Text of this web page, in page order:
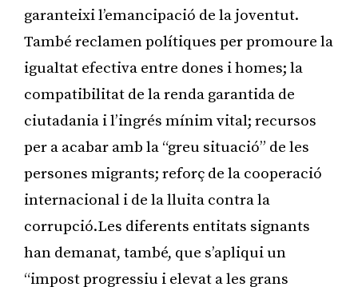
garanteixi l’emancipació de la joventut.
També reclamen polítiques per promoure la
igualtat efectiva entre dones i homes; la
compatibilitat de la renda garantida de
ciutadania i l’ingrés mínim vital; recursos
per a acabar amb la “greu situació” de les
persones migrants; reforç de la cooperació
internacional i de la lluita contra la
corrupció.Les diferents entitats signants
han demanat, també, que s’apliqui un
“impost progressiu i elevat a les grans